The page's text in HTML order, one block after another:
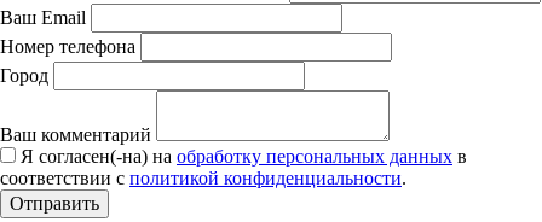
Ваш Email
Номер телефона
Город
Ваш комментарий
Я согласен(-на) на обработку персональных данных в
соответствии с политикой конфиденциальности.
Отправить